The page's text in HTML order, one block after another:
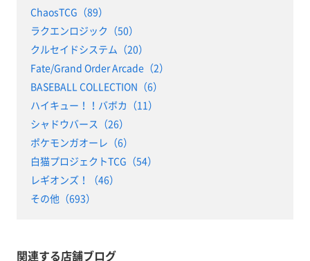
ChaosTCG（89）
ラクエンロジック（50）
クルセイドシステム（20）
Fate/Grand Order Arcade（2）
BASEBALL COLLECTION（6）
ハイキュー！！バボカ（11）
シャドウバース（26）
ポケモンガオーレ（6）
白猫プロジェクトTCG（54）
レギオンズ！（46）
その他（693）
関連する店舗ブログ